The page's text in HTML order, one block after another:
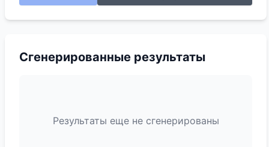
Сгенерированные результаты
Результаты еще не сгенерированы